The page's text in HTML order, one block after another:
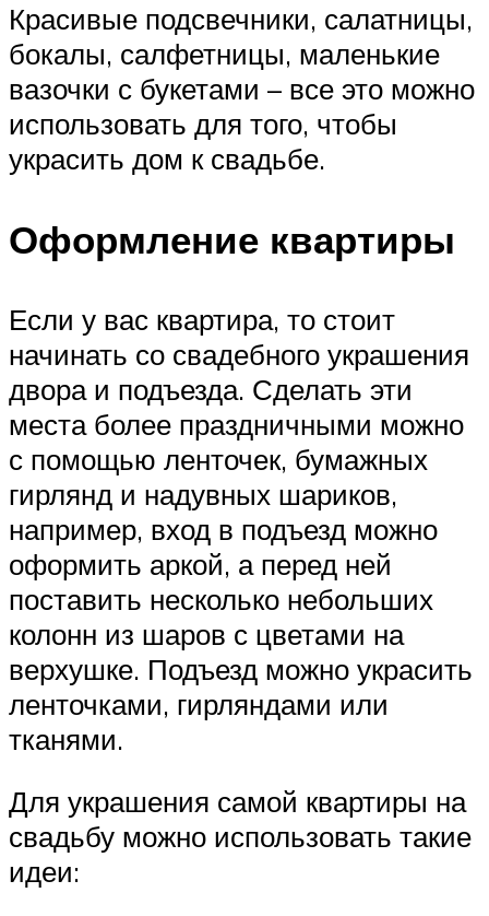
Красивые подсвечники, салатницы,
бокалы, салфетницы, маленькие
вазочки с букетами – все это можно
использовать для того, чтобы
украсить дом к свадьбе.
Оформление квартиры
Если у вас квартира, то стоит
начинать со свадебного украшения
двора и подъезда. Сделать эти
места более праздничными можно
с помощью ленточек, бумажных
гирлянд и надувных шариков,
например, вход в подъезд можно
оформить аркой, а перед ней
поставить несколько небольших
колонн из шаров с цветами на
верхушке. Подъезд можно украсить
ленточками, гирляндами или
тканями.
Для украшения самой квартиры на
свадьбу можно использовать такие
идеи: